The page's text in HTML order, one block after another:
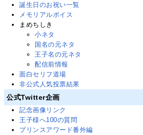
誕生日のお祝い一覧
メモリアルボイス
まめちしき
小ネタ
国名の元ネタ
王子名の元ネタ
配信前情報
面白セリフ道場
非公式人気投票結果
公式Twitter企画
記念画像リンク
王子様へ100の質問
プリンスアワード番外編